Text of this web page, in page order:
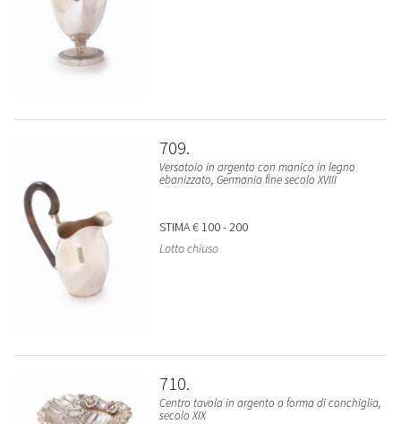
709
Versatoio in argento con manico in legno
ebanizzato, Germania fine secolo XVIII
STIMA€ 100 - 200
Lotto chiuso
710
Centro tavola in argento a forma di conchiglia,
secolo XIX